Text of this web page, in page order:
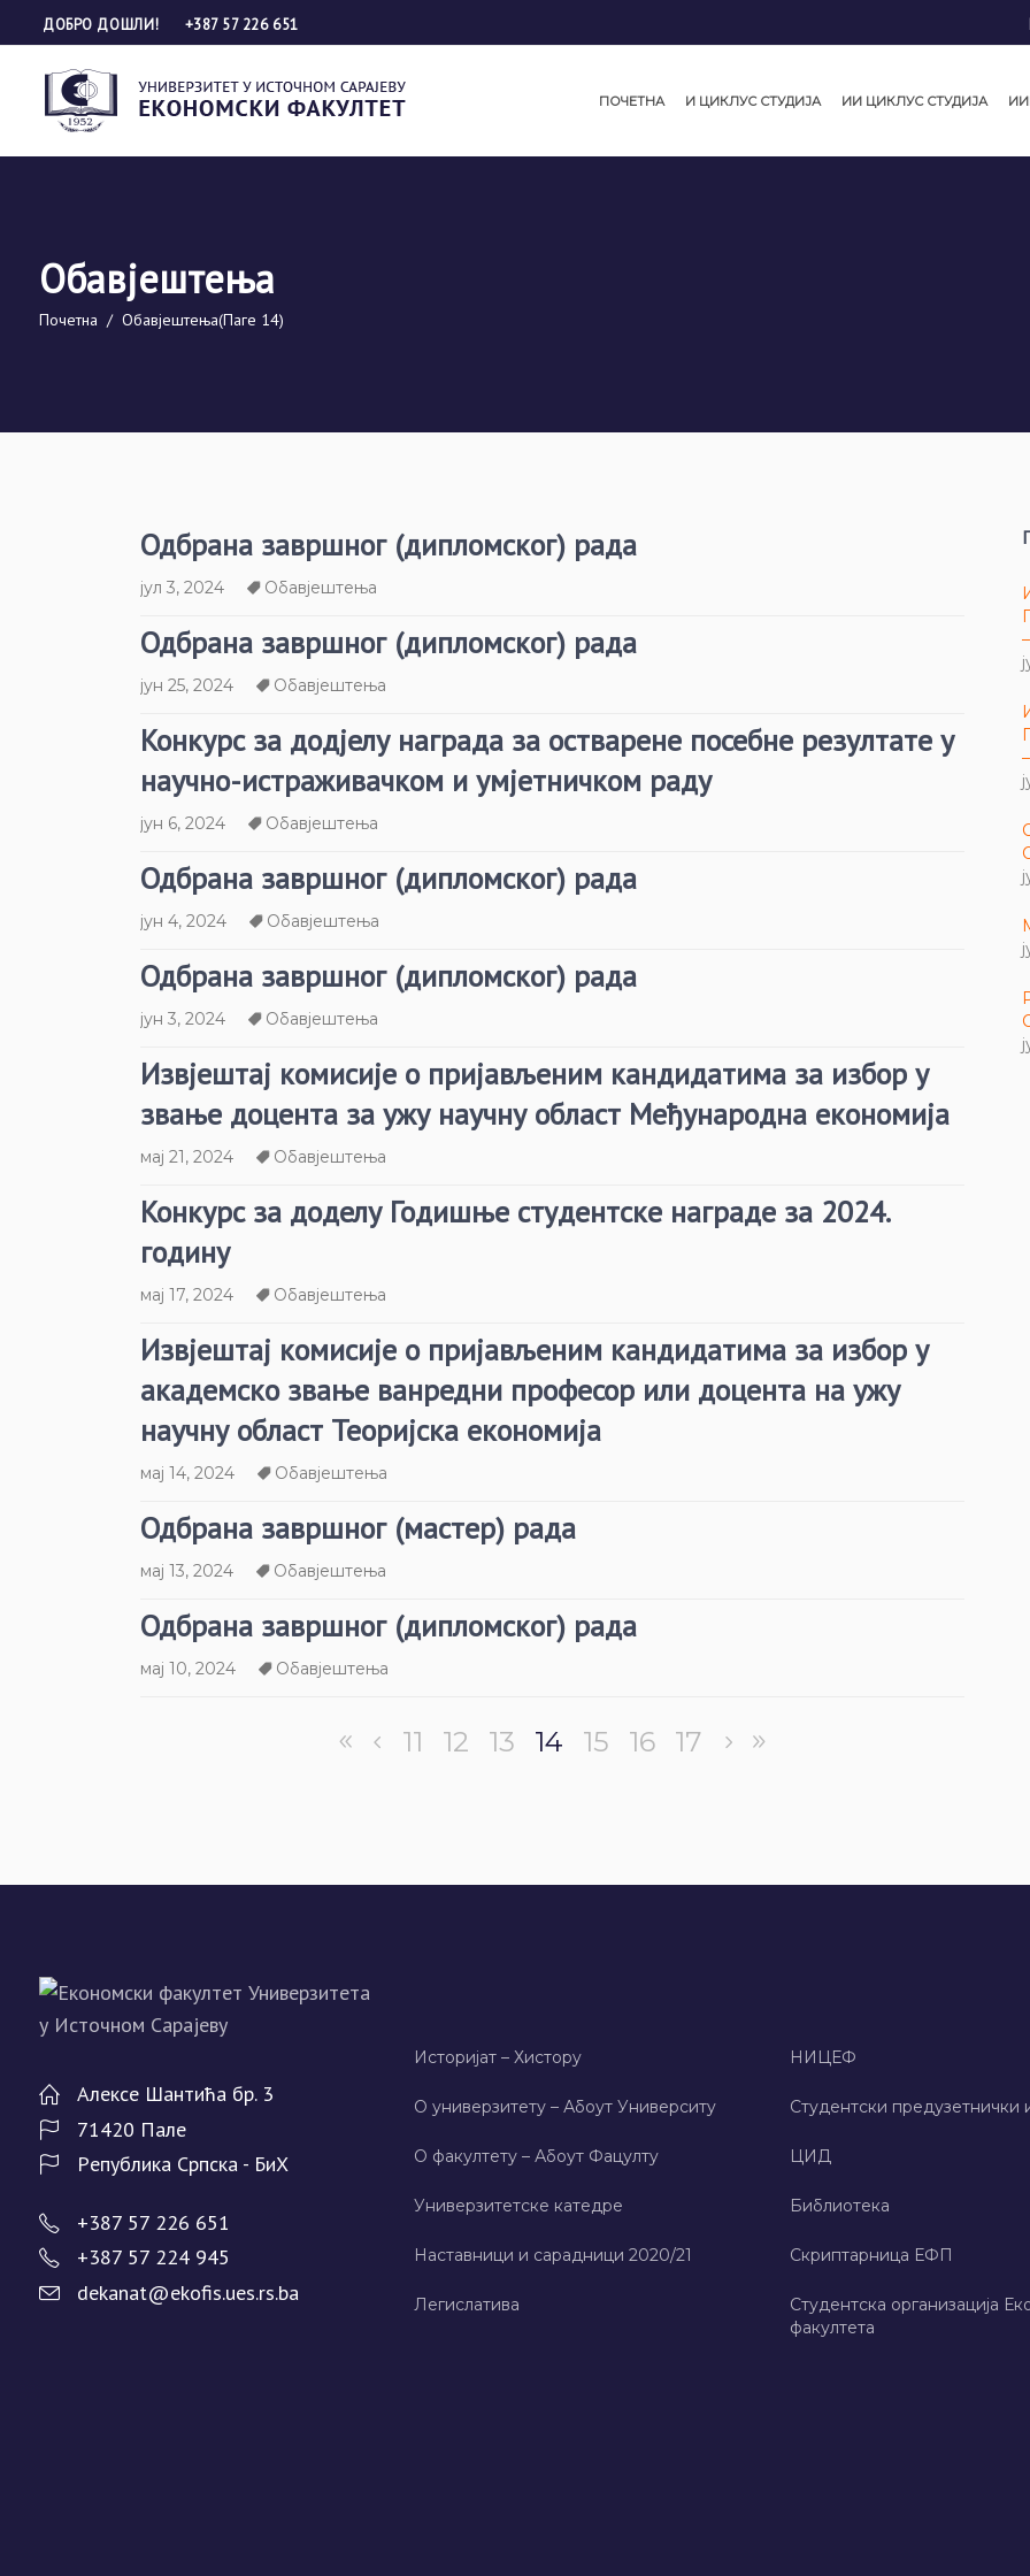
ДОБРО ДОШЛИ! +387 57 226 651
ПОЧЕТНА И ЦИКЛУС СТУДИЈА ИИ ЦИКЛУС СТУДИЈА
Обавјештења
Почетна / Обавјештења(Паге 14)
Одбрана завршног (дипломског) рада
јул 3, 2024 Обавјештења
Одбрана завршног (дипломског) рада
јун 25, 2024 Обавјештења
Конкурс за додјелу награда за остварене посебне резултате у
научно-истраживачком и умјетничком раду
јун 6, 2024 Обавјештења
Одбрана завршног (дипломског) рада
јун 4, 2024 Обавјештења
Одбрана завршног (дипломског) рада
јун 3, 2024 Обавјештења
Извјештај комисије о пријављеним кандидатима за избор у
звање доцента за ужу научну област Међународна економија
мај 21, 2024 Обавјештења
Конкурс за доделу Годишње студентске награде за 2024.
годину
мај 17, 2024 Обавјештења
Извјештај комисије о пријављеним кандидатима за избор у
академско звање ванредни професор или доцента на ужу
научну област Теоријска економија
мај 14, 2024 Обавјештења
Одбрана завршног (мастер) рада
мај 13, 2024 Обавјештења
Одбрана завршног (дипломског) рада
мај 10, 2024 Обавјештења
11 12 13 14 15 16 17
Алeксe Шантића бр. 3
71420 Палe
Рeпублика Српска - БиХ
+387 57 226 651
+387 57 224 945
dekanat@ekofis.ues.rs.ba
Историјат – Хисторy
О универзитету – Абоут Университy
О факултету – Абоут Фацултy
Универзитетске катедре
Наставници и сарадници 2020/21
Легислатива
НИЦЕФ
Студентски предузетнички
ЦИД
Библиотека
Скриптарница ЕФП
Студентска организација
факултета